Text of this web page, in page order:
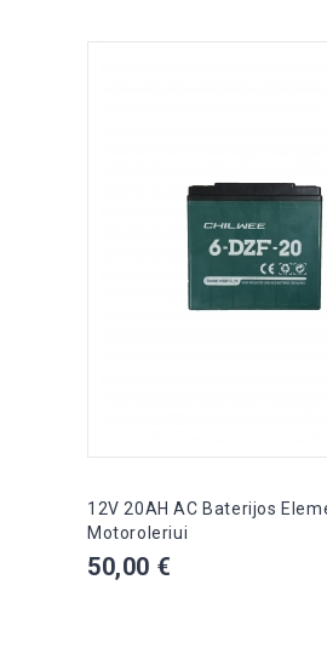
12V 20AH AC Baterijos
Motoroleriui
Kaina
50,00 €